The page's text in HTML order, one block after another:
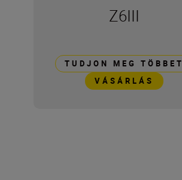
Z6III
TUDJON MEG TÖBBET
VÁSÁRLÁS